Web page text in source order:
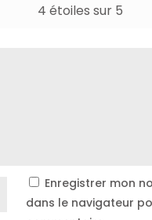
4 étoiles sur 5
Enregistrer mon
dans le navigateur